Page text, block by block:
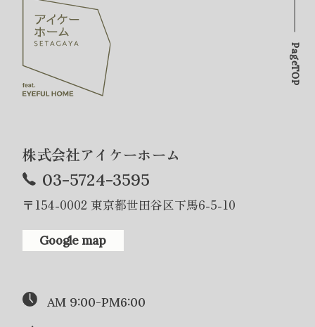
株式会社アイケーホーム
03-5724-3595
〒154-0002 東京都世田谷区下馬6-5-10
Google map
AM 9:00-PM6:00
PageTOP